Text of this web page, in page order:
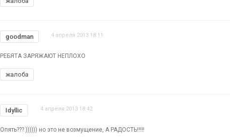
goodman 4 апреля 2013 18:11
РЕБЯТА ЗАРЯЖАЮТ НЕПЛОХО
жалоба
Idyllic 4 апреля 2013 18:42
Опять??? )))))) но это не возмущение, А РАДОСТЬ!!!!!